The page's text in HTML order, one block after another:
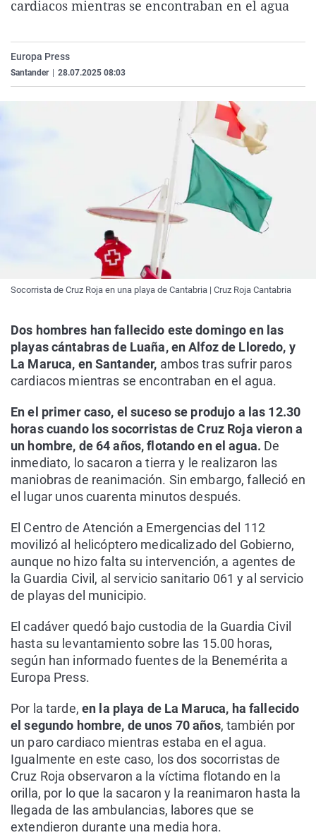
La rosa de los vientos
Caso
Operación Viuda
Extremadura
Navarra
País Vasco
Virales
cardiacos mientras se encontraban en el agua
Europa Press
Santander 28.07.2025 08:03
Socorrista de Cruz Roja en una playa de Cantabria | Cruz Roja Cantabria
Dos hombres han fallecido este domingo en las
playas cántabras de Luaña, en Alfoz de Lloredo, y
La Maruca, en Santander, ambos tras sufrir paros
cardiacos mientras se encontraban en el agua.
En el primer caso, el suceso se produjo a las 12.30
horas cuando los socorristas de Cruz Roja vieron a
un hombre, de 64 años, flotando en el agua. De
inmediato, lo sacaron a tierra y le realizaron las
maniobras de reanimación. Sin embargo, falleció en
el lugar unos cuarenta minutos después.
El Centro de Atención a Emergencias del 112
movilizó al helicóptero medicalizado del Gobierno,
aunque no hizo falta su intervención, a agentes de
la Guardia Civil, al servicio sanitario 061 y al servicio
de playas del municipio.
El cadáver quedó bajo custodia de la Guardia Civil
hasta su levantamiento sobre las 15.00 horas,
según han informado fuentes de la Benemérita a
Europa Press.
Por la tarde, en la playa de La Maruca, ha fallecido
el segundo hombre, de unos 70 años, también por
un paro cardiaco mientras estaba en el agua.
Igualmente en este caso, los dos socorristas de
Cruz Roja observaron a la víctima flotando en la
orilla, por lo que la sacaron y la reanimaron hasta la
llegada de las ambulancias, labores que se
extendieron durante una media hora.